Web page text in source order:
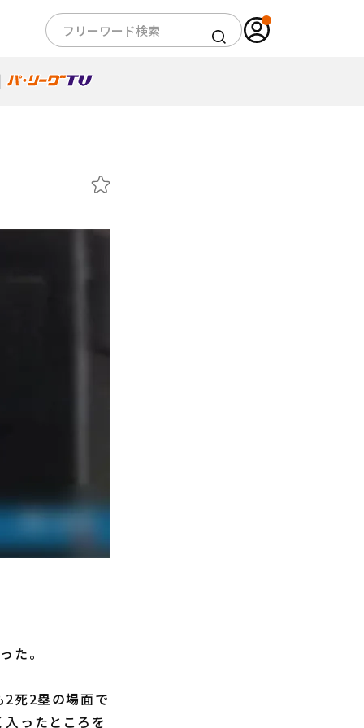
た。
死2塁の場面で
ったところを